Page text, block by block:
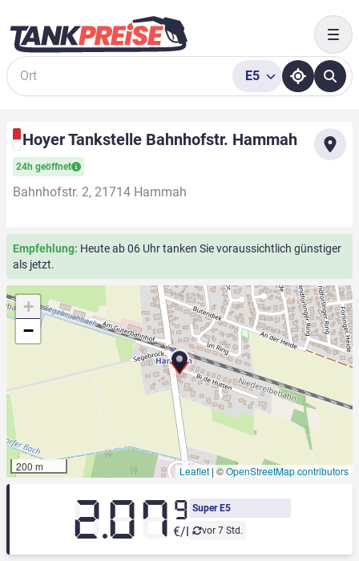
Suche
E5
Hoyer Tankstelle Bahnhofstr. Hammah
24h geöffnet
Bahnhofstr. 2, 21714 Hammah
Empfehlung: Heute ab 06 Uhr tanken Sie voraussichtlich günstiger
als jetzt.
+
−
200 m Leaflet | ©OpenStreetMap contributors
Super E5
vor 7 Std.
2.07 9
€/l